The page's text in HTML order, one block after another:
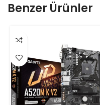
Benzer Ürünler